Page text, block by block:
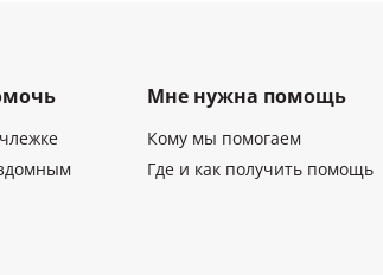
Мне нужна помощь
Кому мы помогаем
Где и как получить помощь